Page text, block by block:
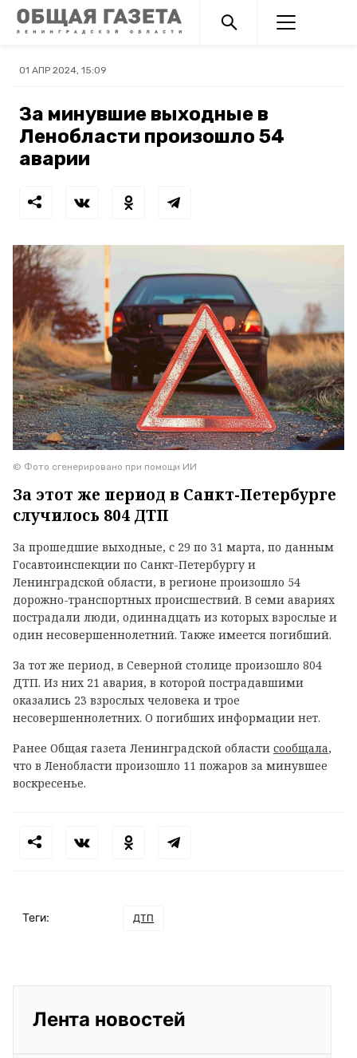
01 АПР 2024, 15:09
За минувшие выходные в
Ленобласти произошло 54
аварии
© Фото сгенерировано при помощи ИИ
За этот же период в Санкт-Петербурге
случилось 804 ДТП
За прошедшие выходные, с 29 по 31 марта, по данным
Госавтоинспекции по Санкт-Петербургу и
Ленинградской области, в регионе произошло 54
дорожно-транспортных происшествий. В семи авариях
пострадали люди, одиннадцать из которых взрослые и
один несовершеннолетний. Также имеется погибший.
За тот же период, в Северной столице произошло 804
ДТП. Из них 21 авария, в которой пострадавшими
оказались 23 взрослых человека и трое
несовершеннолетних. О погибших информации нет.
Ранее Общая газета Ленинградской области сообщала,
что в Ленобласти произошло 11 пожаров за минувшее
воскресенье.
Теги: ДТП
Лента новостей